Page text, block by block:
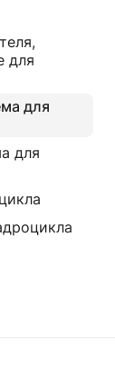
для
для
для